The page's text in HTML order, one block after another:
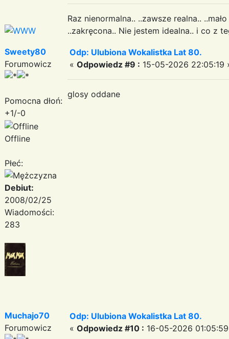
Raz nienormalna.. ..zawsze realna..
..zakręcona.. Nie jestem idealna.. i co z
Sweety80
Forumowicz
Pomocna dłoń:
+1/-0
Offline
Płeć:
Debiut:
2008/02/25
Wiadomości:
283
Odp: Ulubiona Wokalistka Lat 80.
« Odpowiedz #9 : 15-05-2026 22:05:19
glosy oddane
Muchajo70
Forumowicz
Odp: Ulubiona Wokalistka Lat 80.
« Odpowiedz #10 : 16-05-2026